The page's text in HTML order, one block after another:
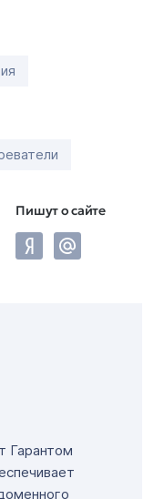
Пишут о сайте
Гарантом